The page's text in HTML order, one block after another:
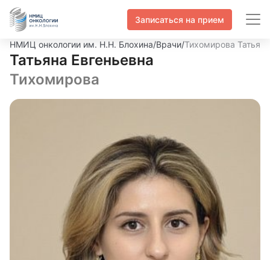
Записаться на прием
НМИЦ онкологии им. Н.Н. Блохина/Врачи/Тихомирова
Татьяна Евгеньевна
Тихомирова